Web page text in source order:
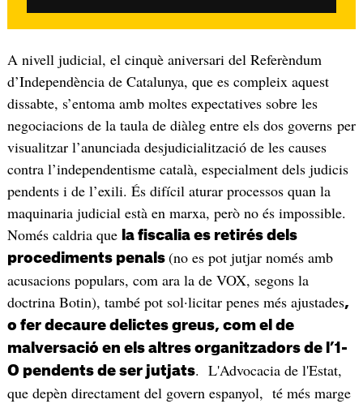
A nivell judicial, el cinquè aniversari del Referèndum
d’Independència de Catalunya, que es compleix aquest
dissabte, s’entoma amb moltes expectatives sobre les
negociacions de la taula de diàleg entre els dos governs per
visualitzar l’anunciada desjudicialització de les causes
contra l’independentisme català, especialment dels judicis
pendents i de l’exili. És difícil aturar processos quan la
maquinaria judicial està en marxa, però no és impossible.
Només caldria que la fiscalia es retirés dels
procediments penals (no es pot jutjar només amb
acusacions populars, com ara la de VOX, segons la
doctrina Botin), també pot sol·licitar penes més ajustades,
o fer decaure delictes greus, com el de
malversació en els altres organitzadors de l’1-
O pendents de ser jutjats. L'Advocacia de l'Estat,
que depèn directament del govern espanyol, té més marge